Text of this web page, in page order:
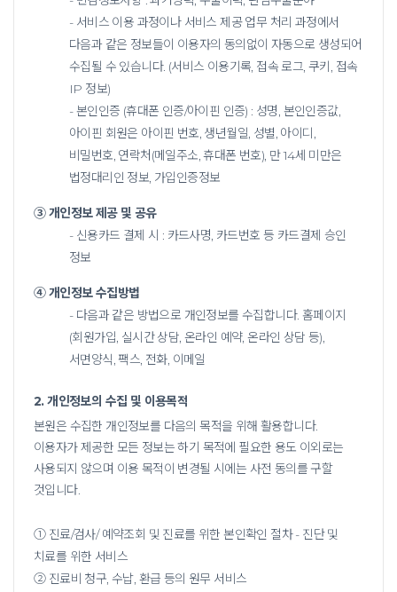
- 서비스 이용 과정이나 서비스 제공 업무 처리 과정에서
다음과 같은 정보들이 이용자의 동의없이 자동으로 생성되어
수집될 수 있습니다. (서비스 이용기록, 접속 로그, 쿠키, 접속
IP 정보)
- 본인인증 (휴대폰 인증/아이핀 인증) : 성명, 본인인증값,
아이핀 회원은 아이핀 번호, 생년월일, 성별, 아이디,
비밀번호, 연락처(메일주소, 휴대폰 번호), 만 14세 미만은
법정대리인 정보, 가입인증정보
③ 개인정보 제공 및 공유
- 신용카드 결제 시 : 카드사명, 카드번호 등 카드결제 승인
정보
④ 개인정보 수집방법
- 다음과 같은 방법으로 개인정보를 수집합니다. 홈페이지
(회원가입, 실시간 상담, 온라인 예약, 온라인 상담 등),
서면양식, 팩스, 전화, 이메일
2. 개인정보의 수집 및 이용목적
본원은 수집한 개인정보를 다음의 목적을 위해 활용합니다.
이용자가 제공한 모든 정보는 하기 목적에 필요한 용도 이외로는
사용되지 않으며 이용 목적이 변경될 시에는 사전 동의를 구할
것입니다.
① 진료/검사/ 예약조회 및 진료를 위한 본인확인 절차 - 진단 및
치료를 위한 서비스
② 진료비 청구, 수납, 환급 등의 원무 서비스